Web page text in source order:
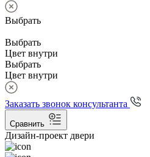
Выбрать
Выбрать
Цвет внутри
Выбрать
Цвет внутри
Заказать звонок консультанта
Сравнить
Дизайн-проект двери